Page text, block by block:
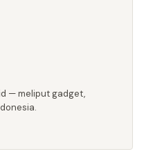
— meliput gadget,